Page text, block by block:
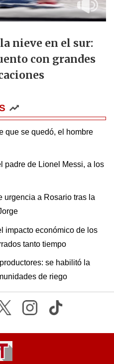
nieve en el sur:
con grandes
que se quedó, el hombre
padre de Lionel Messi, a los
urgencia a Rosario tras la
impacto económico de los
tanto tiempo
se habilitó la
de riego